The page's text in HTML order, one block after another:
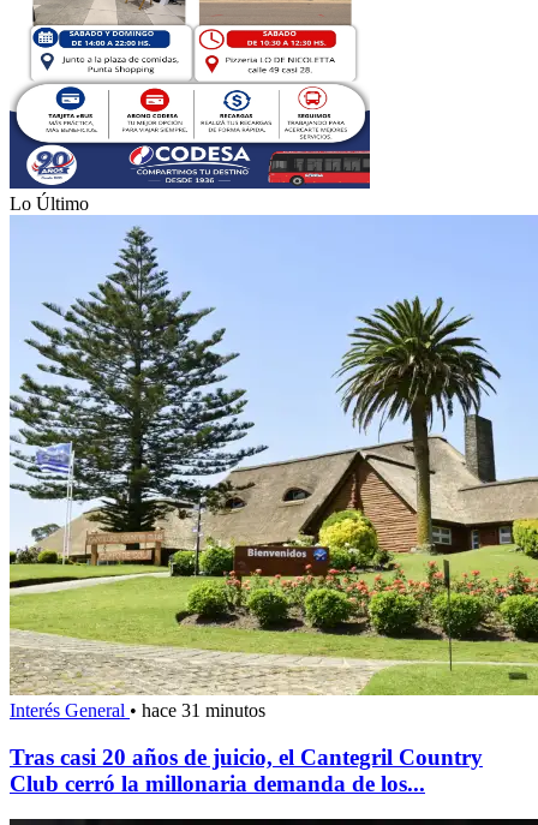
Lo Último
Interés General • hace 31 minutos
Tras casi 20 años de juicio, el Cantegril Country
Club cerró la millonaria demanda de los...